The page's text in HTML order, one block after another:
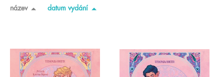
název datum vydání